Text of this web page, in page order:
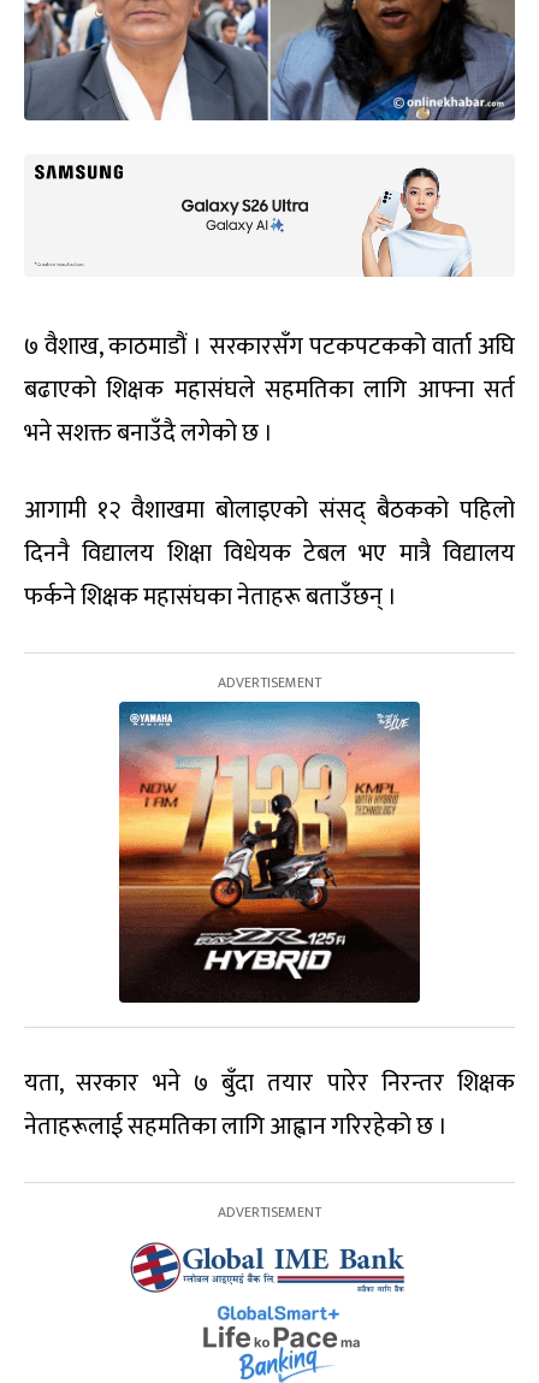
७ वैशाख, काठमाडौं । सरकारसँग पटकपटकको वार्ता अघि
बढाएको शिक्षक महासंघले सहमतिका लागि आफ्ना सर्त
भने सशक्त बनाउँदै लगेको छ ।
आगामी १२ वैशाखमा बोलाइएको संसद् बैठकको पहिलो
दिननै विद्यालय शिक्षा विधेयक टेबल भए मात्रै विद्यालय
फर्कने शिक्षक महासंघका नेताहरू बताउँछन् ।
यता, सरकार भने ७ बुँदा तयार पारेर निरन्तर शिक्षक
नेताहरूलाई सहमतिका लागि आह्वान गरिरहेको छ ।